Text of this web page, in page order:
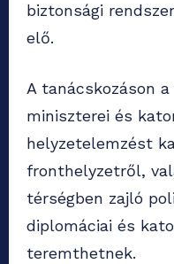
biztonsági
elő.
A tanácskozáson
miniszterei és
helyzetelemzést
fronthelyzetről,
térségben zajló
diplomáciai és
teremthetnek.